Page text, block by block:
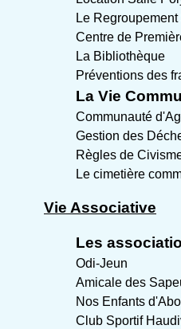
Le
Centre de
La Bibliothèque
Préventions des
La Vie
Communauté
Gestion des
Règles de
Le cimetière
Vie Associative
Les
Odi-Jeun
Amicale des
Nos Enfants
Club Sportif